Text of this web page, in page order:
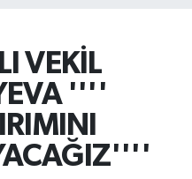
VEKİL
''''